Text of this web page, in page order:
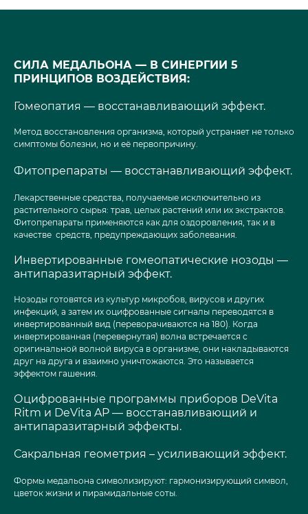
СИЛА МЕДАЛЬОНА — В СИНЕРГИИ 5
ПРИНЦИПОВ ВОЗДЕЙСТВИЯ:
Гомеопатия — восстанавливающий эффект.
Метод восстановления организма, который устраняет не только
симптомы болезни, но и её первопричину.
Фитопрепараты — восстанавливающий эффект.
Лекарственные средства, получаемые исключительно из
растительного сырья: трав, целых растений или их экстрактов.
Фитопрепараты применяются как для оздоровления, так и в
качестве средств, предупреждающих заболевания.
Инвертированные гомеопатические нозоды —
антипаразитарный эффект.
Нозоды готовятся из культур микробов, вирусов и других
инфекций, а затем их оцифрованные сигналы переводятся в
инвертированный вид (переворачиваются на 180). Когда
инвертированная (перевернутая) волна встречается с
оригинальной волной вируса в организме, они накладываются
друг на друга и взаимно уничтожаются. Это называется
эффектом гашения.
Оцифрованные программы приборов DeVita
Ritm и DeVita AP — восстанавливающий и
антипаразитарный эффекты.
Сакральная геометрия – усиливающий эффект.
Формы медальона символизируют: гармонизирующий символ,
цветок жизни и пирамидальные соты.